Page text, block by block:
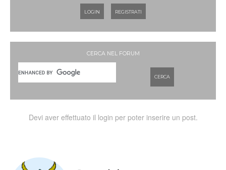
LOGIN REGISTRATI
CERCA NEL FORUM
CERCA
Devi aver effettuato il login per poter inserire un post.